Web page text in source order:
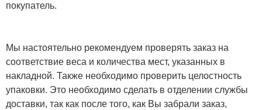
покупатель.
Мы настоятельно рекомендуем проверять заказ на
соответствие веса и количества мест, указанных в
накладной. Также необходимо проверить целостность
упаковки. Это необходимо сделать в отделении службы
доставки, так как после того, как Вы забрали заказ,